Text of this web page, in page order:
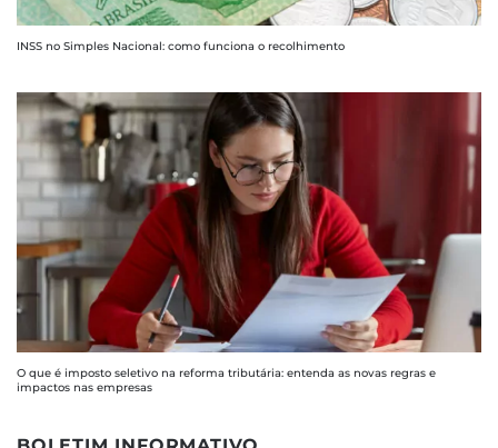
INSS no Simples Nacional: como funciona o recolhimento
O que é imposto seletivo na reforma tributária: entenda as novas regras e
impactos nas empresas